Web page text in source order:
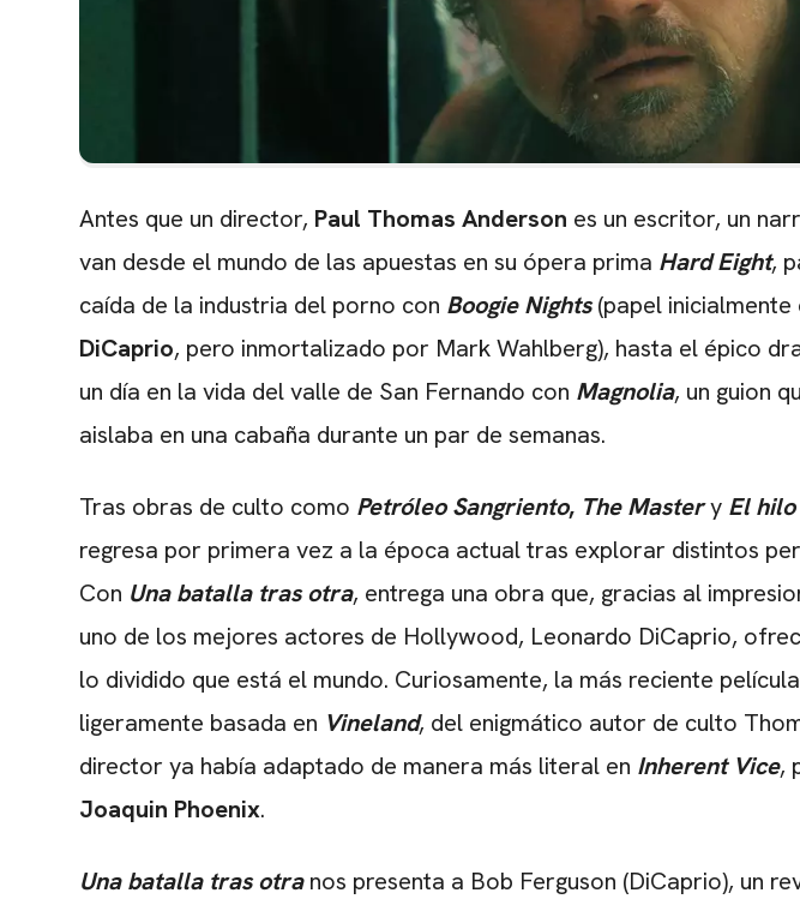
Antes que un director, Paul Thomas Anderson es un escritor, un
van desde el mundo de las apuestas en su ópera prima Hard Eight,
caída de la industria del porno con Boogie Nights(papel
DiCaprio, pero inmortalizado por Mark Wahlberg), hasta el épico
un día en la vida del valle de San Fernando con Magnolia, un guion
aislaba en una cabaña durante un par de semanas.
Tras obras de culto como Petróleo Sangriento, The Mastery El
regresa por primera vez a la época actual tras explorar distintos
Con Una batalla tras otra, entrega una obra que, gracias al
uno de los mejores actores de Hollywood, Leonardo DiCaprio,
lo dividido que está el mundo. Curiosamente, la más reciente
ligeramente basada en Vineland, del enigmático autor de culto
director ya había adaptado de manera más literal en Inherent Vice,
Joaquin Phoenix.
Una batalla tras otranos presenta a Bob Ferguson (DiCaprio), un